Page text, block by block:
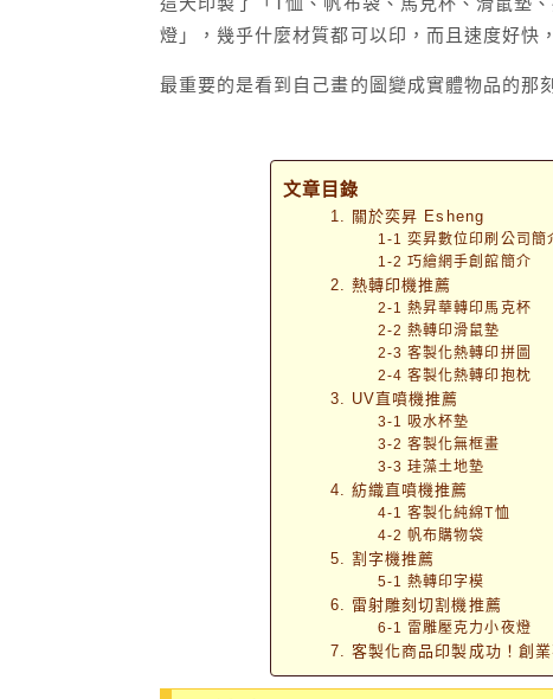
燈」，幾乎什麼材質都可以印，而且速度好快
最重要的是看到自己畫的圖變成實體物品的那
文章目錄
1. 關於奕昇 Esheng
1-1 奕昇數位印刷公司簡
1-2 巧繪網手創館簡介
2. 熱轉印機推薦
2-1 熱昇華轉印馬克杯
2-2 熱轉印滑鼠墊
2-3 客製化熱轉印拼圖
2-4 客製化熱轉印抱枕
3. UV直噴機推薦
3-1 吸水杯墊
3-2 客製化無框畫
3-3 珪藻土地墊
4. 紡織直噴機推薦
4-1 客製化純綿T恤
4-2 帆布購物袋
5. 割字機推薦
5-1 熱轉印字模
6. 雷射雕刻切割機推薦
6-1 雷雕壓克力小夜燈
7. 客製化商品印製成功！創